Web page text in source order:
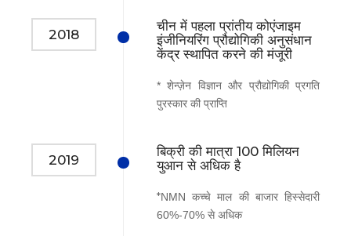
2018
चीन में पहला प्रांतीय कोएंजाइम
इंजीनियरिंग प्रौद्योगिकी अनुसंधान
केंद्र स्थापित करने की मंजूरी
* शेन्ज़ेन विज्ञान और प्रौद्योगिकी प्रगति
पुरस्कार की प्राप्ति
2019
बिक्री की मात्रा 100 मिलियन
युआन से अधिक है
​​​​​​*NMN कच्चे माल की बाजार हिस्सेदारी
60%-70% से अधिक